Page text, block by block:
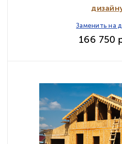
Заменить на
166 750